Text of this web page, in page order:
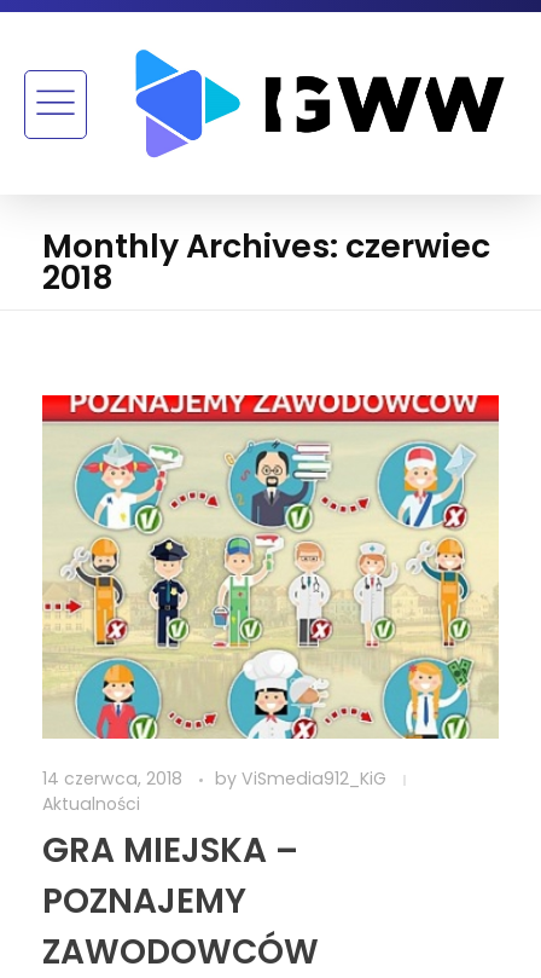
Monthly Archives: czerwiec
2018
14 czerwca, 2018 by ViSmedia912_KiG
Aktualności
GRA MIEJSKA –
POZNAJEMY
ZAWODOWCÓW